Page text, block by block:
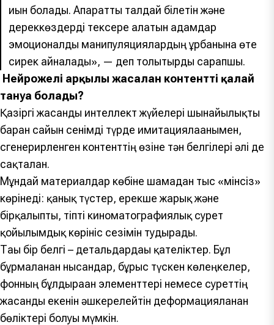
қиын болады. Ақпаратты талдай білетін және
дереккөздерді тексере алатын адамдар
эмоционалды манипуляциялардың құрбанына өте
сирек айналады», — деп толықтырды сарапшы.
Нейрожелі арқылы жасалған контентті қалай
тануға болады?
Қазіргі жасанды интеллект жүйелері шынайылықты
барған сайын сенімді түрде имитациялағанымен,
сгенерирленген контенттің өзіне тән белгілері әлі де
сақталған.
Мұндай материалдар көбіне шамадан тыс «мінсіз»
көрінеді: қанық түстер, ерекше жарық және
бірқалыпты, тіпті киноматографиялық сурет
қойылымдық көрініс сезімін тудырады.
Тағы бір белгі – детальдардағы қателіктер. Бұл
бұрмаланған нысандар, бұрыс түскен көлеңкелер,
фонның бұлдыраған элементтері немесе суреттің
жасанды екенін әшкерелейтін деформацияланған
бөліктері болуы мүмкін.